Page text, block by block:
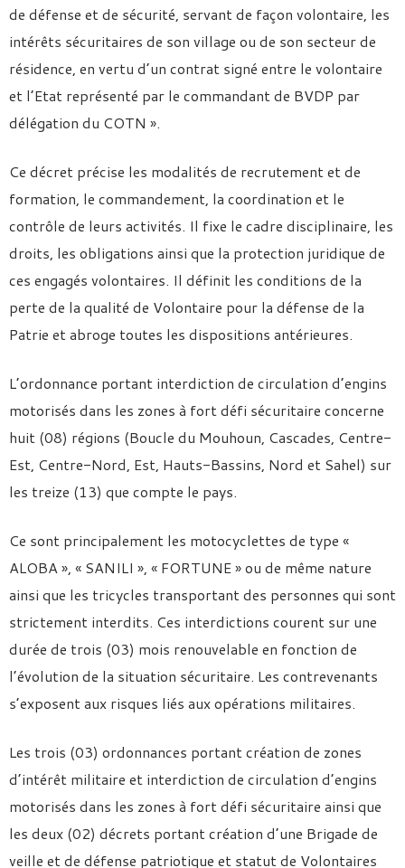
de défense et de sécurité, servant de façon volontaire, les
intérêts sécuritaires de son village ou de son secteur de
résidence, en vertu d’un contrat signé entre le volontaire
et l’Etat représenté par le commandant de BVDP par
délégation du COTN ».
Ce décret précise les modalités de recrutement et de
formation, le commandement, la coordination et le
contrôle de leurs activités. Il fixe le cadre disciplinaire, les
droits, les obligations ainsi que la protection juridique de
ces engagés volontaires. Il définit les conditions de la
perte de la qualité de Volontaire pour la défense de la
Patrie et abroge toutes les dispositions antérieures.
L’ordonnance portant interdiction de circulation d’engins
motorisés dans les zones à fort défi sécuritaire concerne
huit (08) régions (Boucle du Mouhoun, Cascades, Centre-
Est, Centre-Nord, Est, Hauts-Bassins, Nord et Sahel) sur
les treize (13) que compte le pays.
Ce sont principalement les motocyclettes de type «
ALOBA », « SANILI », « FORTUNE » ou de même nature
ainsi que les tricycles transportant des personnes qui sont
strictement interdits. Ces interdictions courent sur une
durée de trois (03) mois renouvelable en fonction de
l’évolution de la situation sécuritaire. Les contrevenants
s’exposent aux risques liés aux opérations militaires.
Les trois (03) ordonnances portant création de zones
d’intérêt militaire et interdiction de circulation d’engins
motorisés dans les zones à fort défi sécuritaire ainsi que
les deux (02) décrets portant création d’une Brigade de
veille et de défense patriotique et statut de Volontaires